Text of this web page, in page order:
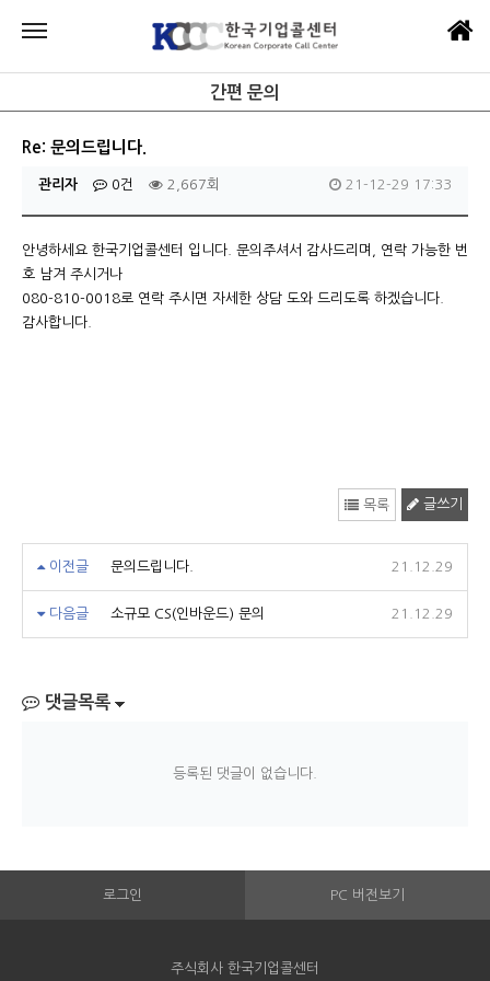
간편 문의
Re: 문의드립니다.
관리자 0건 2,667회 21-12-29 17:33
안녕하세요 한국기업콜센터 입니다. 문의주셔서 감사드리며, 연락 가능한 번
호 남겨 주시거나
080-810-0018로 연락 주시면 자세한 상담 도와 드리도록 하겠습니다.
감사합니다.
목록 글쓰기
이전글 문의드립니다. 21.12.29
다음글 소규모 CS(인바운드) 문의 21.12.29
댓글목록
등록된 댓글이 없습니다.
로그인 PC 버전보기
주식회사 한국기업콜센터